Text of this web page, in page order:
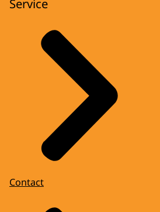
Service
Contact